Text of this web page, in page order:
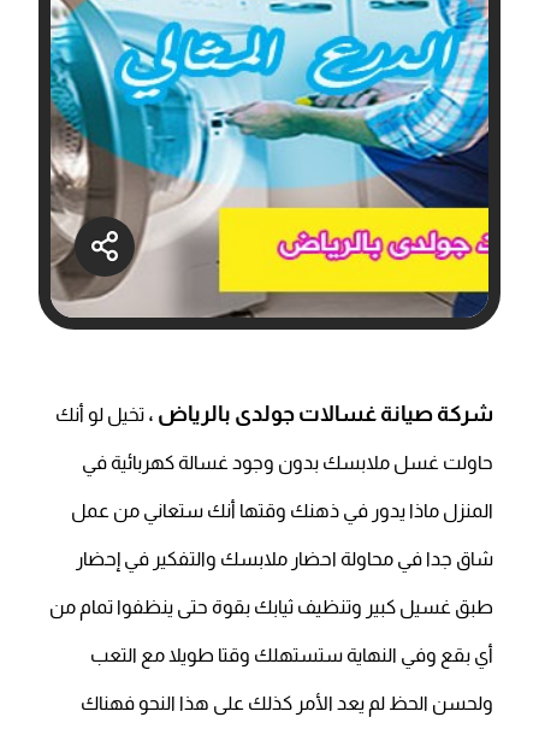
شركة صيانة غسالات جولدى بالرياض ،تخيل لو أنك
حاولت غسل ملابسك بدون وجود غسالة كهربائية في
المنزل ماذا يدور في ذهنك وقتها أنك ستعاني من عمل
شاق جدا في محاولة احضار ملابسك والتفكير في إحضار
طبق غسيل كبير وتنظيف ثيابك بقوة حتى ينظفوا تمام من
أي بقع وفي النهاية ستستهلك وقتا طويلا مع التعب
ولحسن الحظ لم يعد الأمر كذلك على هذا النحو فهناك